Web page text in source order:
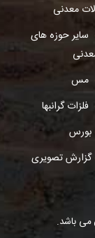
معدنی
سایر حوزه های
مس
فلزات گرانبها
بورس
گزارش تصویری
می باشد.